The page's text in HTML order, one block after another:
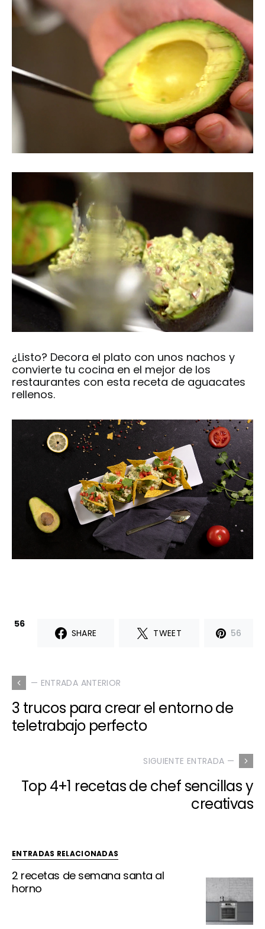
¿Listo? Decora el plato con unos nachos y
convierte tu cocina en el mejor de los
restaurantes con esta receta de aguacates
rellenos.
56
SHARE
TWEET 56
— ENTRADA ANTERIOR
3 trucos para crear el entorno de
teletrabajo perfecto
SIGUIENTE ENTRADA —
Top 4+1 recetas de chef sencillas y
creativas
ENTRADAS RELACIONADAS
2 recetas de semana santa al
horno